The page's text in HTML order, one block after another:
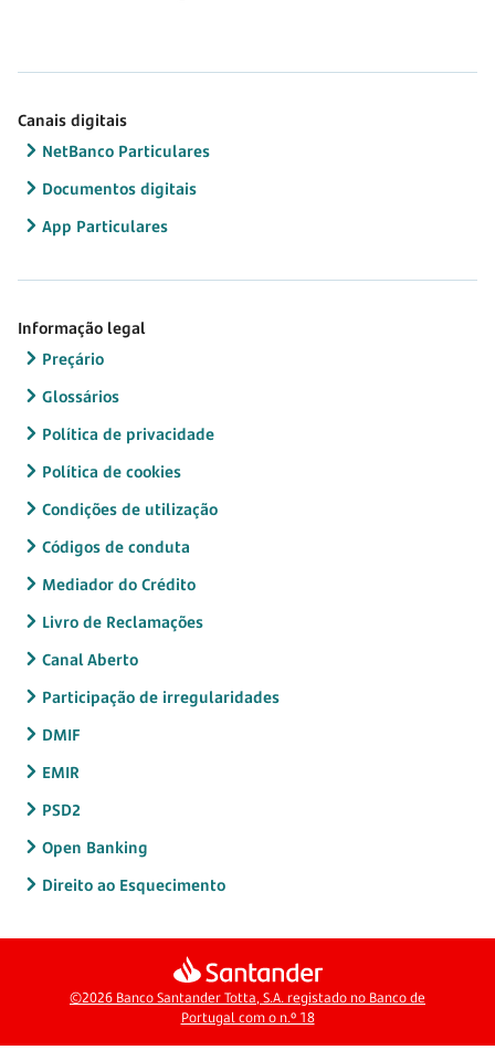
Canais digitais
NetBanco Particulares
Documentos digitais
App Particulares
Informação legal
Preçário
Glossários
Política de privacidade
Política de cookies
Condições de utilização
Códigos de conduta
Mediador do Crédito
Livro de Reclamações
Canal Aberto
Participação de irregularidades
DMIF
EMIR
PSD2
Open Banking
Direito ao Esquecimento
©2026 Banco Santander Totta, S.A. registado no Banco de
Portugal com o n.º 18